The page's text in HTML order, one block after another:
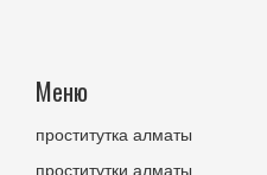
Меню
проститутка алматы
проститутки алматы